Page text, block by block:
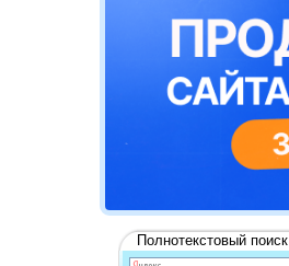
Полнотекстовый поиск